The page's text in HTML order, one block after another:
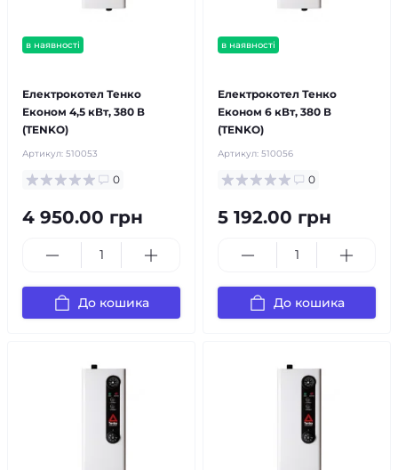
в наявності
Електрокотел Тенко
Економ 4,5 кВт, 380 В
(TENKO)
Артикул: 510053
0
4 950.00 грн
До кошика
в наявності
Електрокотел Тенко
Економ 6 кВт, 380 В
(TENKO)
Артикул: 510056
0
5 192.00 грн
До кошика